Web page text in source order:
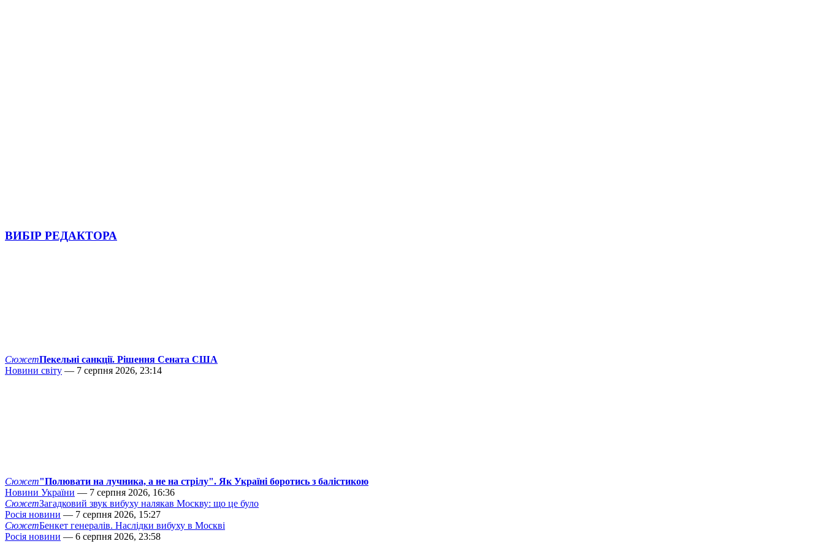
ВИБІР РЕДАКТОРА
СюжетПекельні санкції. Рішення Сената США
Новини світу — 7 серпня 2026, 23:14
Сюжет"Полювати на лучника, а не на стрілу". Як Україні боротись з балістикою
Новини України — 7 серпня 2026, 16:36
СюжетЗагадковий звук вибуху налякав Москву: що це було
Росія новини — 7 серпня 2026, 15:27
СюжетБенкет генералів. Наслідки вибуху в Москві
Росія новини — 6 серпня 2026, 23:58